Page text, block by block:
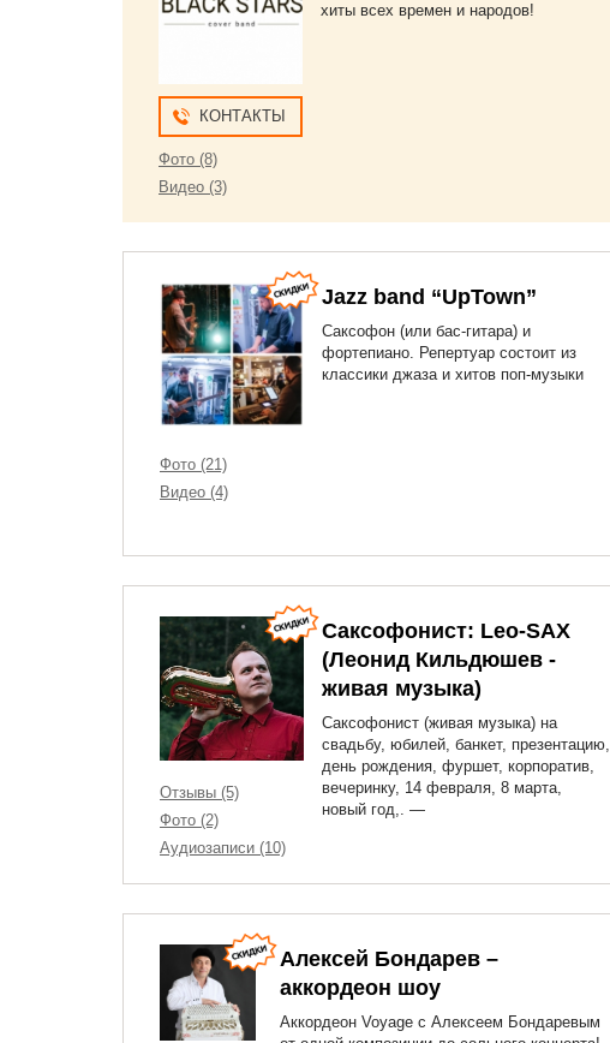
КОНТАКТЫ
Фото (8)
Видео (3)
хиты всех времен и народов!
Фото (21)
Видео (4)
Jazz band “UpTown”
Саксофон (или бас-гитара) и
фортепиано. Репертуар состоит из
классики джаза и хитов поп-музыки
Отзывы (5)
Фото (2)
Аудиозаписи (10)
Саксофонист: Leo-SAX
(Леонид Кильдюшев -
живая музыка)
Саксофонист (живая музыка) на
свадьбу, юбилей, банкет, презентацию,
день рождения, фуршет, корпоратив,
вечеринку, 14 февраля, 8 марта,
новый год,. —
Алексей Бондарев –
аккордеон шоу
Аккордеон Voyage с Алексеем Бондаревым